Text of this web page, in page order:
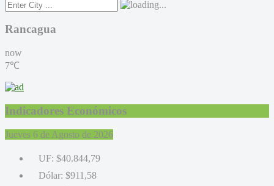
Rancagua
now
7℃
Indicadores Económicos
Jueves 6 de Agosto de 2026
UF: $40.844,79
Dólar: $911,58